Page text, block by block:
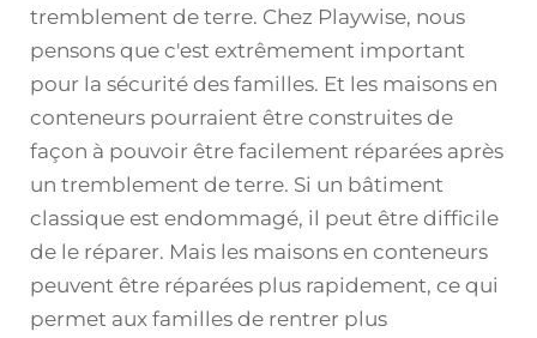
tremblement de terre. Chez Playwise, nous
pensons que c'est extrêmement important
pour la sécurité des familles. Et les maisons en
conteneurs pourraient être construites de
façon à pouvoir être facilement réparées après
un tremblement de terre. Si un bâtiment
classique est endommagé, il peut être difficile
de le réparer. Mais les maisons en conteneurs
peuvent être réparées plus rapidement, ce qui
permet aux familles de rentrer plus